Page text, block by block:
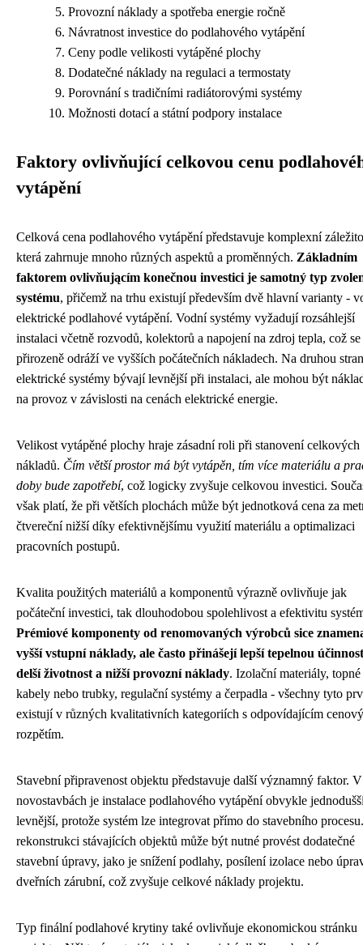
Provozní náklady a spotřeba energie ročně
Návratnost investice do podlahového vytápění
Ceny podle velikosti vytápěné plochy
Dodatečné náklady na regulaci a termostaty
Porovnání s tradičními radiátorovými systémy
Možnosti dotací a státní podpory instalace
Faktory ovlivňující celkovou cenu
vytápění
Celková cena podlahového vytápění představuje komplexní
která zahrnuje mnoho různých aspektů a proměnných. Základním
faktorem ovlivňującím konečnou investici je samotný typ
systému, přičemž na trhu existují především dvě hlavní varianty -
elektrické podlahové vytápění. Vodní systémy vyžadují rozsáhlejší
instalaci včetně rozvodů, kolektorů a napojení na zdroj tepla, což se
přirozeně odráží ve vyšších počátečních nákladech. Na druhou
elektrické systémy bývají levnější při instalaci, ale mohou být
na provoz v závislosti na cenách elektrické energie.
Velikost vytápěné plochy hraje zásadní roli při stanovení celkových
nákladů. Čím větší prostor má být vytápěn, tím více materiálu a
doby bude zapotřebí, což logicky zvyšuje celkovou investici.
však platí, že při větších plochách může být jednotková cena za
čtvereční nižší díky efektivnějšímu využití materiálu a optimalizaci
pracovních postupů.
Kvalita použitých materiálů a komponentů výrazně ovlivňuje jak
počáteční investici, tak dlouhodobou spolehlivost a efektivitu
Prémiové komponenty od renomovaných výrobců sice
vyšší vstupní náklady, ale často přinášejí lepší tepelnou
delší životnost a nižší provozní náklady. Izolační materiály, topné
kabely nebo trubky, regulační systémy a čerpadla - všechny tyto
existují v různých kvalitativních kategoriích s odpovídajícím
rozpětím.
Stavební připravenost objektu představuje další významný faktor. V
novostavbách je instalace podlahového vytápění obvykle
levnější, protože systém lze integrovat přímo do stavebního
rekonstrukci stávajících objektů může být nutné provést dodatečné
stavební úpravy, jako je snížení podlahy, posílení izolace nebo
dveřních zárubní, což zvyšuje celkové náklady projektu.
Typ finální podlahové krytiny také ovlivňuje ekonomickou stránku